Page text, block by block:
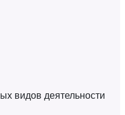
видов деятельности